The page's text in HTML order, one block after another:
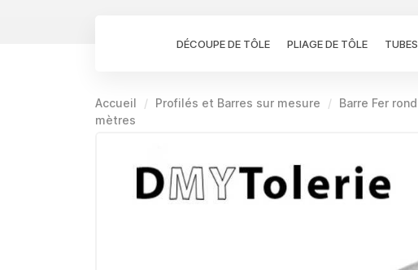
DÉCOUPE DE TÔLE PLIAGE DE TÔLE TUBES
Accueil Profilés et Barres sur mesure Barre Fer rond
mètres